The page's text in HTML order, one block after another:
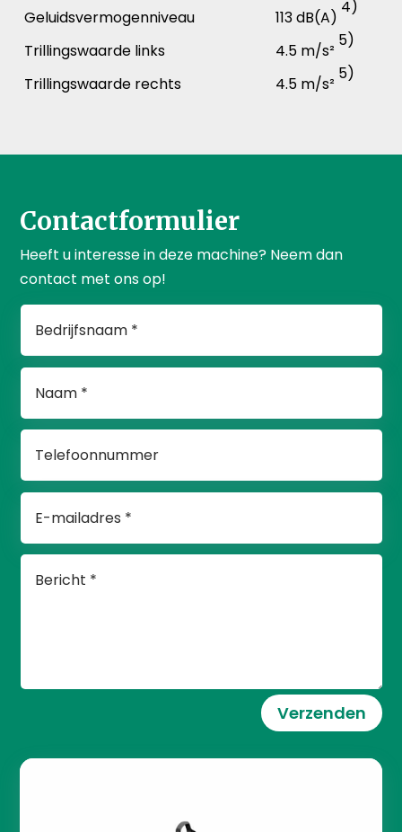
Geluidsvermogenniveau 113 dB(A)
4)
Trillingswaarde links 4.5 m/s²
5)
Trillingswaarde rechts 4.5 m/s²
5)
Contactformulier
Heeft u interesse in deze machine? Neem dan
contact met ons op!
Verzenden